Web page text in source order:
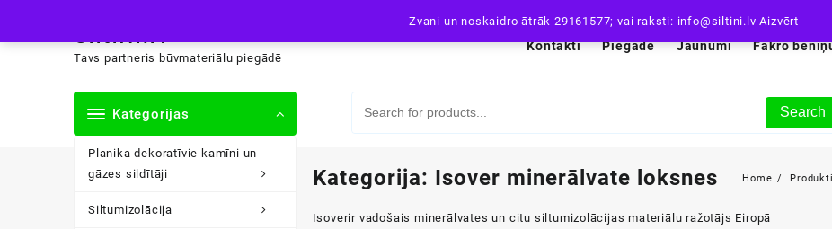
Zvani un noskaidro ātrāk 29161577; vai raksti: info@siltini.lvAizvērt
content
siltini.lv
Tavs partneris būvmateriālu piegādē
Kontakti Piegāde Jaunumi Fakro
Kategorijas
Planika dekoratīvie kamīni un
gāzes sildītāji
Siltumizolācija
Search
Kategorija: Isover minerālvate loksnes Home Produkti
Isoverir vadošais minerālvates un citu siltumizolācijas materiālu ražotājs Eiropā